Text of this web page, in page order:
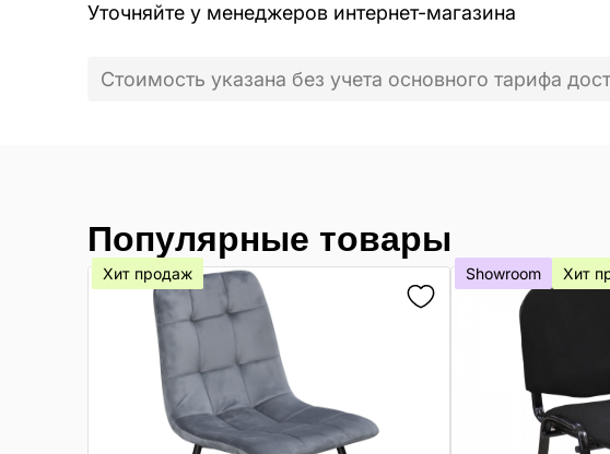
Уточняйте у менеджеров интернет-магазина
Стоимость указана без учета основного тарифа
Популярные товары
Хит продаж Showroom Хит